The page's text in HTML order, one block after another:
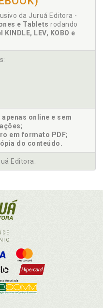
da Juruá Editora -
e Tablets rodando
LEV, KOBO e
online e sem
em formato PDF;
do conteúdo.
Editora.
DE